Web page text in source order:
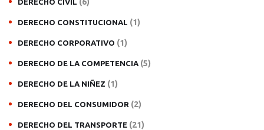
DERECHO CONSTITUCIONAL (1)
DERECHO CORPORATIVO (1)
DERECHO DE LA COMPETENCIA (5)
DERECHO DE LA NIÑEZ (1)
DERECHO DEL CONSUMIDOR (2)
DERECHO DEL TRANSPORTE (21)